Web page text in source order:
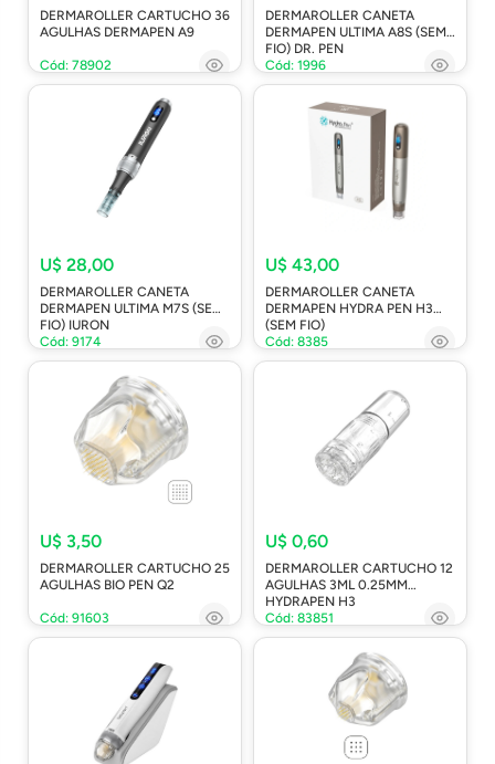
DERMAROLLER CARTUCHO 36
AGULHAS DERMAPEN A9
Cód: 78902
DERMAROLLER CANETA
DERMAPEN ULTIMA A8S (SEM
FIO) DR. PEN
Cód: 1996
U$ 28,00
DERMAROLLER CANETA
DERMAPEN ULTIMA M7S (SEM
FIO) IURON
Cód: 9174
U$ 43,00
DERMAROLLER CANETA
DERMAPEN HYDRA PEN H3
(SEM FIO)
Cód: 8385
U$ 3,50
DERMAROLLER CARTUCHO 25
AGULHAS BIO PEN Q2
Cód: 91603
U$ 0,60
DERMAROLLER CARTUCHO 12
AGULHAS 3ML 0.25MM
HYDRAPEN H3
Cód: 83851